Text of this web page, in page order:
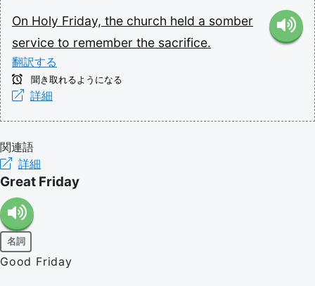
On Holy Friday, the church held a somber
service to remember the sacrifice.
翻訳する
聞き取れるようになる
詳細
関連語
詳細
Great Friday
名詞
Good Friday